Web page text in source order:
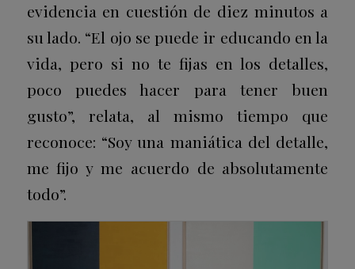
evidencia en cuestión de diez minutos a
su lado. “El ojo se puede ir educando en la
vida, pero si no te fijas en los detalles,
poco puedes hacer para tener buen
gusto”, relata, al mismo tiempo que
reconoce: “Soy una maniática del detalle,
me fijo y me acuerdo de absolutamente
todo”.